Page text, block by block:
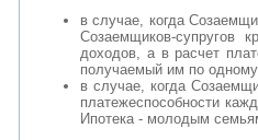
в случае, когда
Созаемщиков-супругов
доходов, а в расчет
получаемый им по
в случае, когда
платежеспособности
Ипотека - молодым